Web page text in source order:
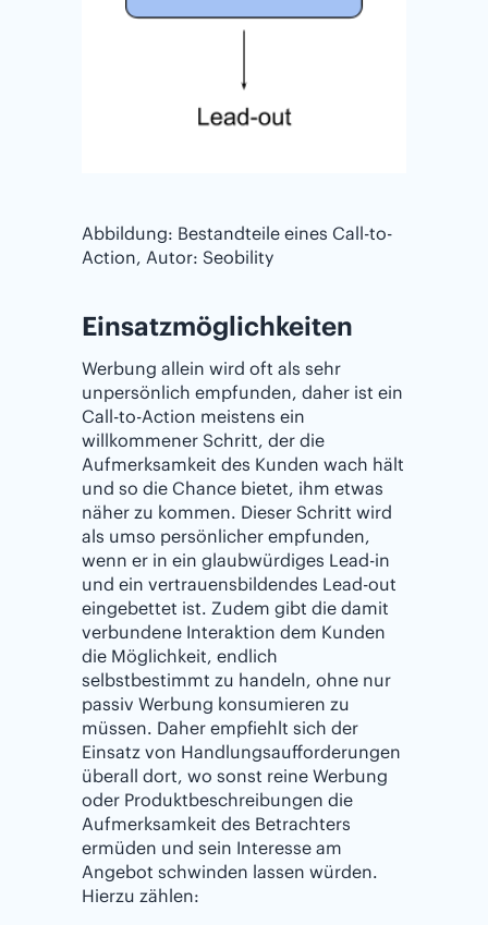
Abbildung: Bestandteile eines Call-to-
Action, Autor: Seobility
Einsatzmöglichkeiten
Werbung allein wird oft als sehr
unpersönlich empfunden, daher ist ein
Call-to-Action meistens ein
willkommener Schritt, der die
Aufmerksamkeit des Kunden wach hält
und so die Chance bietet, ihm etwas
näher zu kommen. Dieser Schritt wird
als umso persönlicher empfunden,
wenn er in ein glaubwürdiges Lead-in
und ein vertrauensbildendes Lead-out
eingebettet ist. Zudem gibt die damit
verbundene Interaktion dem Kunden
die Möglichkeit, endlich
selbstbestimmt zu handeln, ohne nur
passiv Werbung konsumieren zu
müssen. Daher empfiehlt sich der
Einsatz von Handlungsaufforderungen
überall dort, wo sonst reine Werbung
oder Produktbeschreibungen die
Aufmerksamkeit des Betrachters
ermüden und sein Interesse am
Angebot schwinden lassen würden.
Hierzu zählen: